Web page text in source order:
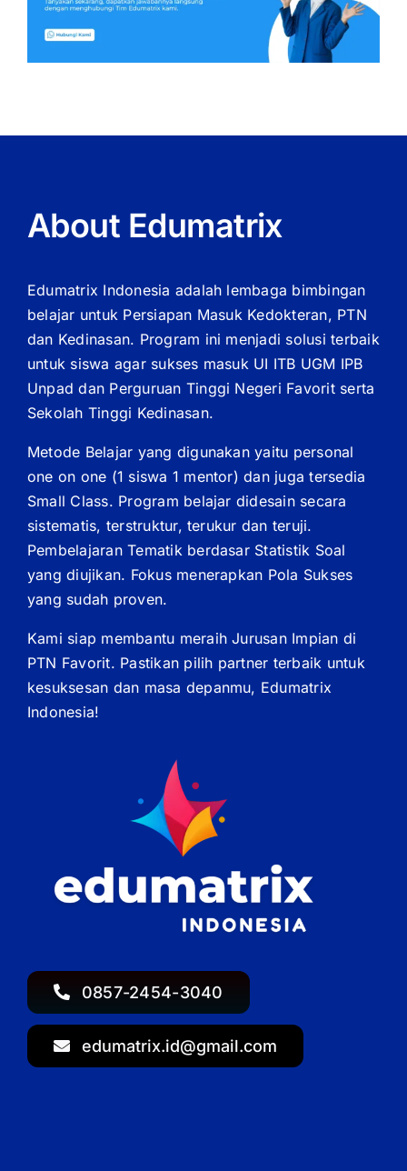
0857-2454-3040
edumatrix.id@gmail.com
About Edumatrix
Edumatrix Indonesia adalah lembaga bimbingan
belajar untuk Persiapan Masuk Kedokteran, PTN
dan Kedinasan. Program ini menjadi solusi terbaik
untuk siswa agar sukses masuk UI ITB UGM IPB
Unpad dan Perguruan Tinggi Negeri Favorit serta
Sekolah Tinggi Kedinasan.
Metode Belajar yang digunakan yaitu personal
one on one (1 siswa 1 mentor) dan juga tersedia
Small Class. Program belajar didesain secara
sistematis, terstruktur, terukur dan teruji.
Pembelajaran Tematik berdasar Statistik Soal
yang diujikan. Fokus menerapkan Pola Sukses
yang sudah proven.
Kami siap membantu meraih Jurusan Impian di
PTN Favorit. Pastikan pilih partner terbaik untuk
kesuksesan dan masa depanmu, Edumatrix
Indonesia!